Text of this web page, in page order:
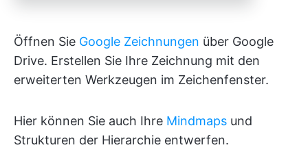
Öffnen Sie Google Zeichnungen über Google
Drive. Erstellen Sie Ihre Zeichnung mit den
erweiterten Werkzeugen im Zeichenfenster.
Hier können Sie auch Ihre Mindmaps und
Strukturen der Hierarchie entwerfen.